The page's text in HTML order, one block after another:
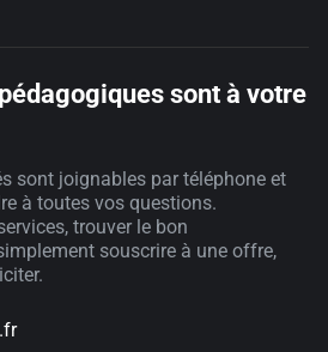
sont à votre
sont joignables par téléphone et
à toutes vos questions.
trouver le bon
souscrire à une offre,